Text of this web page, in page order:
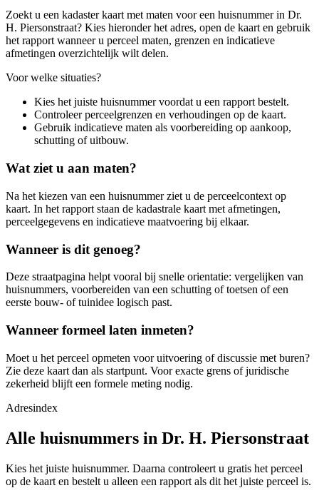
Zoekt u een kadaster kaart met maten voor een huisnummer in Dr.
H. Piersonstraat? Kies hieronder het adres, open de kaart en gebruik
het rapport wanneer u perceel maten, grenzen en indicatieve
afmetingen overzichtelijk wilt delen.
Voor welke situaties?
Kies het juiste huisnummer voordat u een rapport bestelt.
Controleer perceelgrenzen en verhoudingen op de kaart.
Gebruik indicatieve maten als voorbereiding op aankoop,
schutting of uitbouw.
Wat ziet u aan maten?
Na het kiezen van een huisnummer ziet u de perceelcontext op
kaart. In het rapport staan de kadastrale kaart met afmetingen,
perceelgegevens en indicatieve maatvoering bij elkaar.
Wanneer is dit genoeg?
Deze straatpagina helpt vooral bij snelle orientatie: vergelijken van
huisnummers, voorbereiden van een schutting of toetsen of een
eerste bouw- of tuinidee logisch past.
Wanneer formeel laten inmeten?
Moet u het perceel opmeten voor uitvoering of discussie met buren?
Zie deze kaart dan als startpunt. Voor exacte grens of juridische
zekerheid blijft een formele meting nodig.
Adresindex
Alle huisnummers in Dr. H. Piersonstraat
Kies het juiste huisnummer. Daarna controleert u gratis het perceel
op de kaart en bestelt u alleen een rapport als dit het juiste perceel is.